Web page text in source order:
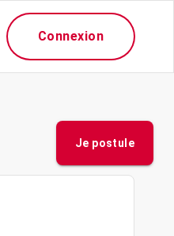
Connexion
Je postule